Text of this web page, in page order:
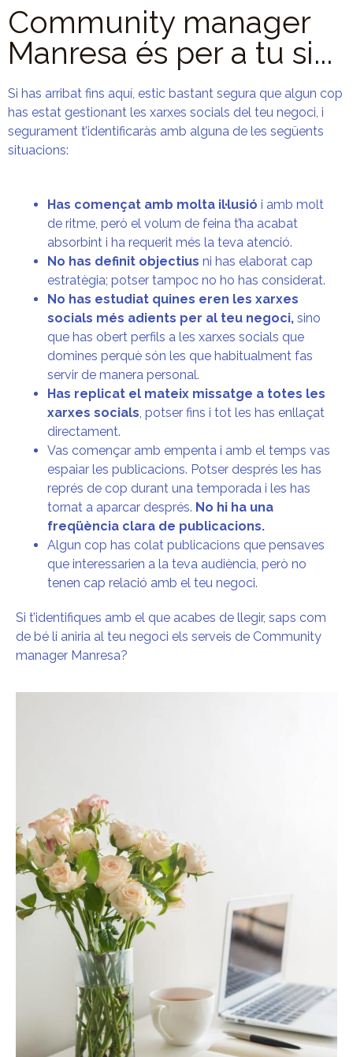
Community manager
Manresa és per a tu si...
Si has arribat fins aquí, estic bastant segura que algun cop
has estat gestionant les xarxes socials del teu negoci, i
segurament t’identificaràs amb alguna de les següents
situacions:
Has començat amb molta il·lusió i amb molt
de ritme, però el volum de feina t’ha acabat
absorbint i ha requerit més la teva atenció.
No has definit objectius ni has elaborat cap
estratègia; potser tampoc no ho has considerat.
No has estudiat quines eren les xarxes
socials més adients per al teu negoci, sino
que has obert perfils a les xarxes socials que
domines perquè són les que habitualment fas
servir de manera personal.
Has replicat el mateix missatge a totes les
xarxes socials , potser fins i tot les has enllaçat
directament.
Vas començar amb empenta i amb el temps vas
espaiar les publicacions. Potser després les has
représ de cop durant una temporada i les has
tornat a aparcar després. No hi ha una
freqüència clara de publicacions.
Algun cop has colat publicacions que pensaves
que interessarien a la teva audiència, però no
tenen cap relació amb el teu negoci.
Si t’identifiques amb el que acabes de llegir, saps com
de bé li aniria al teu negoci els serveis de Community
manager Manresa?